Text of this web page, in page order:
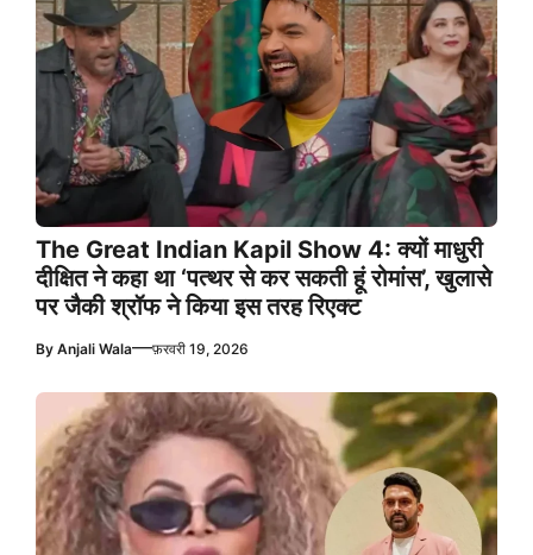
The Great Indian Kapil Show 4: क्यों माधुरी
दीक्षित ने कहा था ‘पत्थर से कर सकती हूं रोमांस’, खुलासे
पर जैकी श्रॉफ ने किया इस तरह रिएक्ट
By Anjali Wala—फ़रवरी 19, 2026